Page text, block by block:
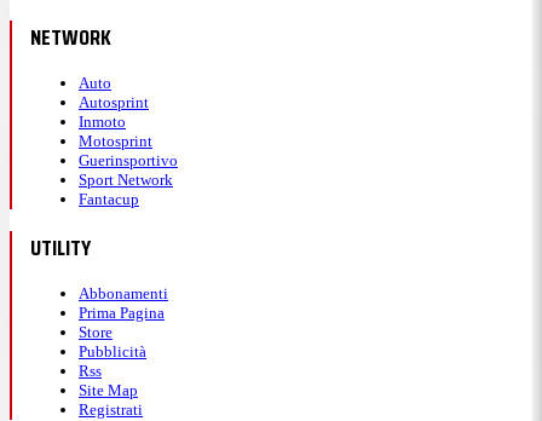
NETWORK
Auto
Autosprint
Inmoto
Motosprint
Guerinsportivo
Sport Network
Fantacup
UTILITY
Abbonamenti
Prima Pagina
Store
Pubblicità
Rss
Site Map
Registrati